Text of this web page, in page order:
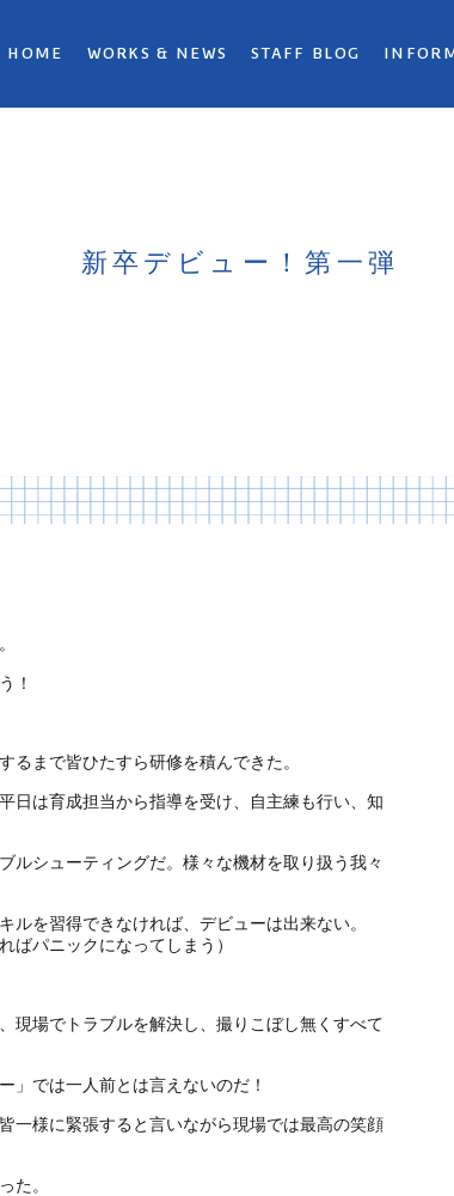
HOME WORKS & NEWS STAFF BLOG
新卒デビュー！第一弾
！
るまで皆ひたすら研修を積んできた。
日は育成担当から指導を受け、自主練も行い、知
ルシューティングだ。様々な機材を取り扱う我々
を習得できなければ、デビューは出来ない。
ばパニックになってしまう）
現場でトラブルを解決し、撮りこぼし無くすべて
」では一人前とは言えないのだ！
一様に緊張すると言いながら現場では最高の笑顔
た。